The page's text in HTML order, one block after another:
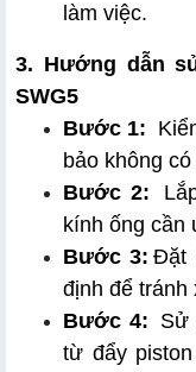
làm việc.
3. Hướng dẫn
SWG5
Bước 1:
bảo không
Bước 2:
kính ống cần
Bước 3: Đặt
định để tránh
Bước 4: Sử
từ đẩy